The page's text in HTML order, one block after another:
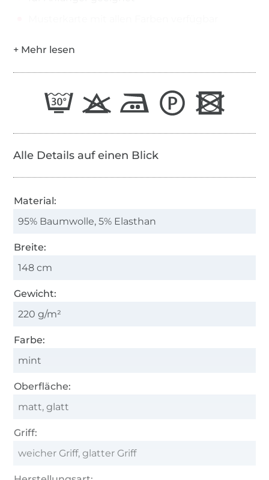
Alle Details auf einen Blick
Material:
95% Baumwolle, 5% Elasthan
Breite:
148 cm
Gewicht:
220 g/m²
Farbe:
mint
Oberfläche:
matt, glatt
Griff:
weicher Griff, glatter Griff